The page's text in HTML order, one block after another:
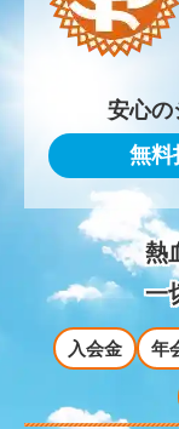
安心の
無料
熱
一
入会金 年